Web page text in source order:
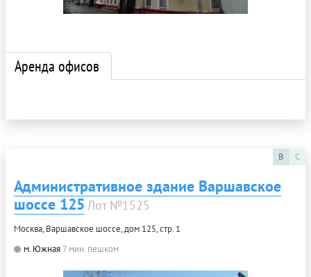
Аренда офисов
B C
Административное здание Варшавское
шоссе 125 Лот №1525
Москва, Варшавское шоссе, дом 125, стр. 1
м. Южная 7 мин. пешком